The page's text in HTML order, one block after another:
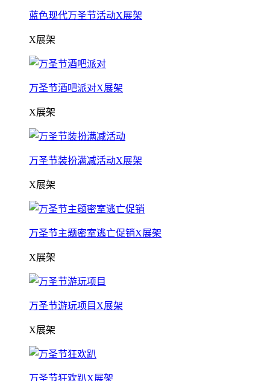
蓝色现代万圣节活动X展架
X展架
万圣节酒吧派对X展架
X展架
万圣节装扮满减活动X展架
X展架
万圣节主题密室逃亡促销X展架
X展架
万圣节游玩项目X展架
X展架
万圣节狂欢趴X展架